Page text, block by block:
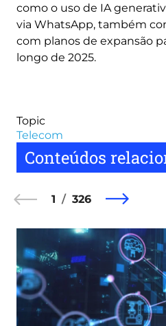
como o uso de IA
via WhatsApp, também
com planos de expansão
longo de 2025.
Topic
Telecom
Conteúdos
1 326